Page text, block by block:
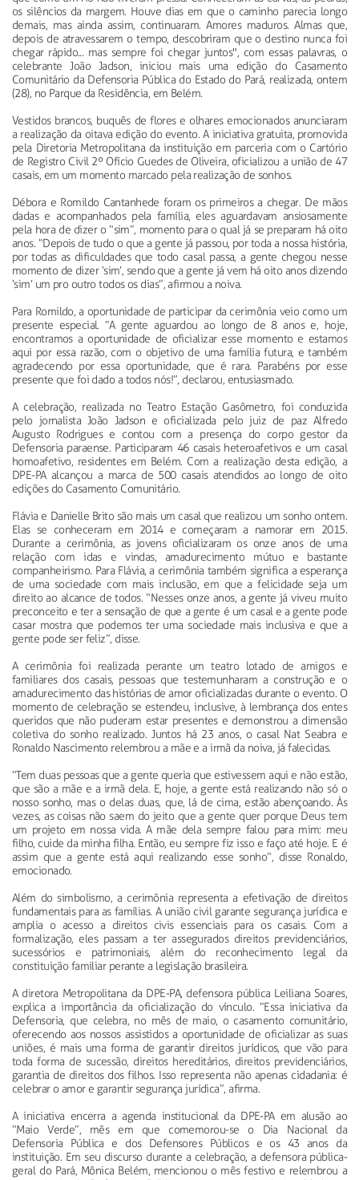
os silêncios da margem. Houve dias em que o caminho parecia longo
demais, mas ainda assim, continuaram. Amores maduros. Almas que,
depois de atravessarem o tempo, descobriram que o destino nunca foi
chegar rápido... mas sempre foi chegar juntos", com essas palavras, o
celebrante João Jadson, iniciou mais uma edição do Casamento
Comunitário da Defensoria Pública do Estado do Pará, realizada, ontem
(28), no Parque da Residência, em Belém.
Vestidos brancos, buquês de flores e olhares emocionados anunciaram
a realização da oitava edição do evento. A iniciativa gratuita, promovida
pela Diretoria Metropolitana da instituição em parceria com o Cartório
de Registro Civil 2º Ofício Guedes de Oliveira, oficializou a união de 47
casais, em um momento marcado pela realização de sonhos.
Débora e Romildo Cantanhede foram os primeiros a chegar. De mãos
dadas e acompanhados pela família, eles aguardavam ansiosamente
pela hora de dizer o “sim”, momento para o qual já se preparam há oito
anos. “Depois de tudo o que a gente já passou, por toda a nossa história,
por todas as dificuldades que todo casal passa, a gente chegou nesse
momento de dizer ‘sim’, sendo que a gente já vem há oito anos dizendo
‘sim’ um pro outro todos os dias”, afirmou a noiva.
Para Romildo, a oportunidade de participar da cerimônia veio como um
presente especial. “A gente aguardou ao longo de 8 anos e, hoje,
encontramos a oportunidade de oficializar esse momento e estamos
aqui por essa razão, com o objetivo de uma família futura, e também
agradecendo por essa oportunidade, que é rara. Parabéns por esse
presente que foi dado a todos nós!”, declarou, entusiasmado.
A celebração, realizada no Teatro Estação Gasômetro, foi conduzida
pelo jornalista João Jadson e oficializada pelo juiz de paz Alfredo
Augusto Rodrigues e contou com a presença do corpo gestor da
Defensoria paraense. Participaram 46 casais heteroafetivos e um casal
homoafetivo, residentes em Belém. Com a realização desta edição, a
DPE-PA alcançou a marca de 500 casais atendidos ao longo de oito
edições do Casamento Comunitário.
Flávia e Danielle Brito são mais um casal que realizou um sonho ontem.
Elas se conheceram em 2014 e começaram a namorar em 2015.
Durante a cerimônia, as jovens oficializaram os onze anos de uma
relação com idas e vindas, amadurecimento mútuo e bastante
companheirismo. Para Flávia, a cerimônia também significa a esperança
de uma sociedade com mais inclusão, em que a felicidade seja um
direito ao alcance de todos. “Nesses onze anos, a gente já viveu muito
preconceito e ter a sensação de que a gente é um casal e a gente pode
casar mostra que podemos ter uma sociedade mais inclusiva e que a
gente pode ser feliz”, disse.
A cerimônia foi realizada perante um teatro lotado de amigos e
familiares dos casais, pessoas que testemunharam a construção e o
amadurecimento das histórias de amor oficializadas durante o evento. O
momento de celebração se estendeu, inclusive, à lembrança dos entes
queridos que não puderam estar presentes e demonstrou a dimensão
coletiva do sonho realizado. Juntos há 23 anos, o casal Nat Seabra e
Ronaldo Nascimento relembrou a mãe e a irmã da noiva, já falecidas.
“Tem duas pessoas que a gente queria que estivessem aqui e não estão,
que são a mãe e a irmã dela. E, hoje, a gente está realizando não só o
nosso sonho, mas o delas duas, que, lá de cima, estão abençoando. Às
vezes, as coisas não saem do jeito que a gente quer porque Deus tem
um projeto em nossa vida. A mãe dela sempre falou para mim: meu
filho, cuide da minha filha. Então, eu sempre fiz isso e faço até hoje. E é
assim que a gente está aqui realizando esse sonho”, disse Ronaldo,
emocionado.
Além do simbolismo, a cerimônia representa a efetivação de direitos
fundamentais para as famílias. A união civil garante segurança jurídica e
amplia o acesso a direitos civis essenciais para os casais. Com a
formalização, eles passam a ter assegurados direitos previdenciários,
sucessórios e patrimoniais, além do reconhecimento legal da
constituição familiar perante a legislação brasileira.
A diretora Metropolitana da DPE-PA, defensora pública Leiliana Soares,
explica a importância da oficialização do vínculo. “Essa iniciativa da
Defensoria, que celebra, no mês de maio, o casamento comunitário,
oferecendo aos nossos assistidos a oportunidade de oficializar as suas
uniões, é mais uma forma de garantir direitos jurídicos, que vão para
toda forma de sucessão, direitos hereditários, direitos previdenciários,
garantia de direitos dos filhos. Isso representa não apenas cidadania: é
celebrar o amor e garantir segurança jurídica”, afirma.
A iniciativa encerra a agenda institucional da DPE-PA em alusão ao
“Maio Verde”, mês em que comemorou-se o Dia Nacional da
Defensoria Pública e dos Defensores Públicos e os 43 anos da
instituição. Em seu discurso durante a celebração, a defensora pública-
geral do Pará, Mônica Belém, mencionou o mês festivo e relembrou a